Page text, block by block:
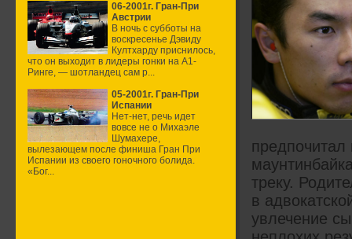
06-2001г. Гран-При
Австрии
В ночь с субботы на
воскресенье Дэвиду
Култхарду приснилось,
что он выходит в лидеры гонки на А1-
Ринге, — шотландец сам р...
05-2001г. Гран-При
Испании
Нет-нет, речь идет
вовсе не о Михаэле
Шумахере,
вылезающем после финиша Гран При
Испании из своего гоночного болида.
«Бог...
треку.
в
увлечение